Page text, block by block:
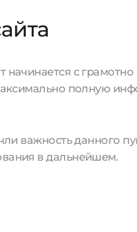
с
полную
важность данного
в дальнейшем.